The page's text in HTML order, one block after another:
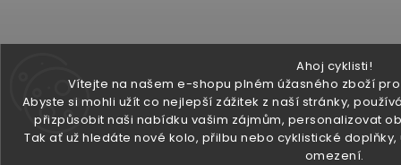
Ahoj cyklisti!
Vítejte na našem e-shopu plném úžasného zboží
Abyste si mohli užít co nejlepší zážitek z naší stránky,
přizpůsobit naši nabídku vašim zájmům, personalizovat
Tak ať už hledáte nové kolo, přilbu nebo cyklistické
omezení.